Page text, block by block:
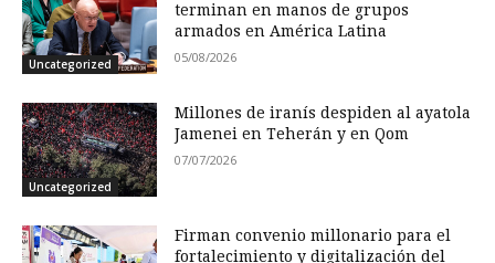
Uncategorized
terminan en manos de grupos
armados en América Latina
05/08/2026
Uncategorized
Millones de iranís despiden al ayatola
Jamenei en Teherán y en Qom
07/07/2026
Firman convenio millonario para el
fortalecimiento y digitalización del